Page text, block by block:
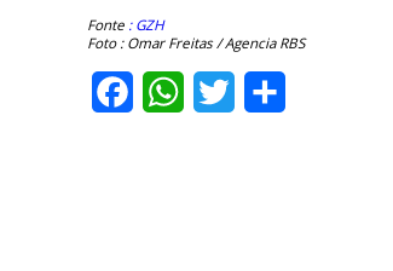
Fonte : GZH
Foto : Omar Freitas / Agencia RBS
FacebookWhatsApp
Twitter